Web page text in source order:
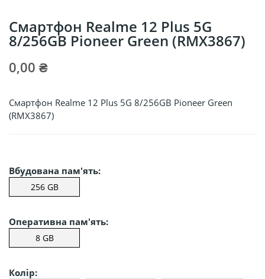
Смартфон Realme 12 Plus 5G
8/256GB Pioneer Green (RMX3867)
0,00 ₴
Смартфон Realme 12 Plus 5G 8/256GB Pioneer Green
(RMX3867)
Вбудована пам'ять:
256 GB
Оперативна пам'ять:
8 GB
Колір: